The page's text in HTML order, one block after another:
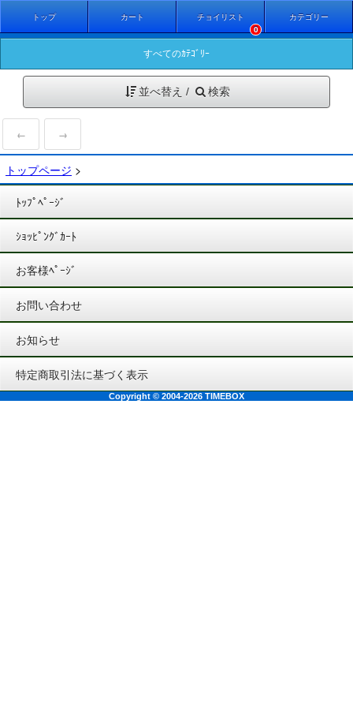
トップ カート
チョイリスト
0
カテゴリー
すべてのｶﾃｺﾞﾘｰ
並べ替え / 検索
← →
トップページ >
ﾄｯﾌﾟﾍﾟｰｼﾞ
ｼｮｯﾋﾟﾝｸﾞｶｰﾄ
お客様ﾍﾟｰｼﾞ
お問い合わせ
お知らせ
特定商取引法に基づく表示
Copyright © 2004-2026 TIMEBOX